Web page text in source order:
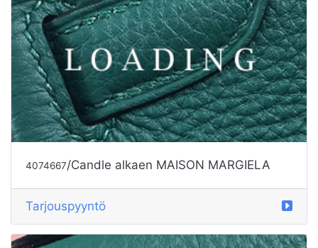
4074667/Candle alkaen MAISON MARGIELA
Tarjouspyyntö